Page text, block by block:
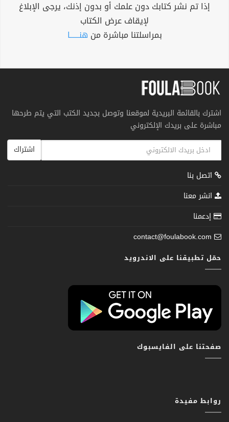
إذا تم نشر كتابك دون علمك أو بدون إذنك، يرجى الإبلاغ
لإيقاف عرض الكتاب
بمراسلتنا مباشرة من هنــــــا
اشترك بالقائمة البريدية لموقعنا وتوصل بجديد الكتب التي يتم طرحها
مباشرة على بريدك الإلكتروني
اشتراك
اتصل بنا
انشر معنا
إدعمنا
contact@foulabook.com
حمّل تطبيقنا على الاندرويد
صفحتنا على الفايسبوك
روابط مفيدة